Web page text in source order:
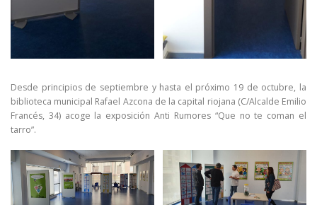
Desde principios de septiembre y hasta el próximo 19 de octubre, la
biblioteca municipal Rafael Azcona de la capital riojana (C/Alcalde Emilio
Francés, 34) acoge la exposición Anti Rumores “Que no te coman el
tarro”.